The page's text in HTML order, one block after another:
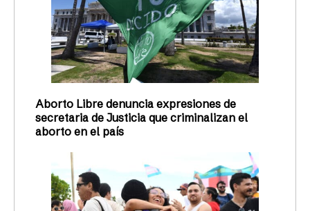
Aborto Libre denuncia expresiones de
secretaria de Justicia que criminalizan el
aborto en el país